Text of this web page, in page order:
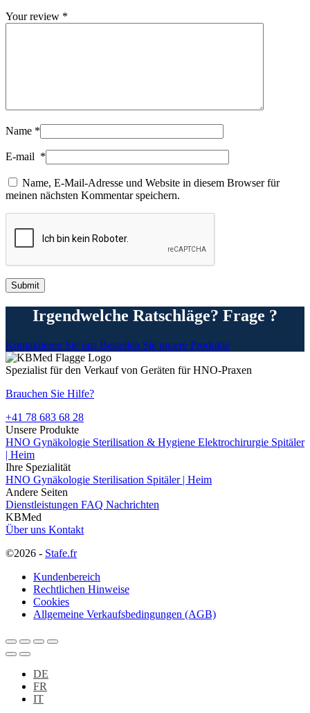
Your review *
Name *
E-mail *
Name, E-Mail-Adresse und Website in diesem Browser für
meinen nächsten Kommentar speichern.
Irgendwelche Ratschläge? Frage ?
Kontaktieren Sie uns Bestellen Sie unsere Produkte
Spezialist für den Verkauf von Geräten für HNO-Praxen
Brauchen Sie Hilfe?
+41 78 683 68 28
Unsere Produkte
HNO Gynäkologie Sterilisation & Hygiene Elektrochirurgie Spitäler
| Heim
Ihre Spezialität
HNO Gynäkologie Sterilisation Spitäler | Heim
Andere Seiten
Dienstleistungen FAQ Nachrichten
KBMed
Über uns Kontakt
©2026 - Stafe.fr
Kundenbereich
Rechtlichen Hinweise
Cookies
Allgemeine Verkaufsbedingungen (AGB)
DE
FR
IT